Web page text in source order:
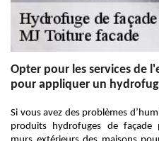
Opter pour les services de
pour appliquer un
Si vous avez des problèmes
produits hydrofuges de façade